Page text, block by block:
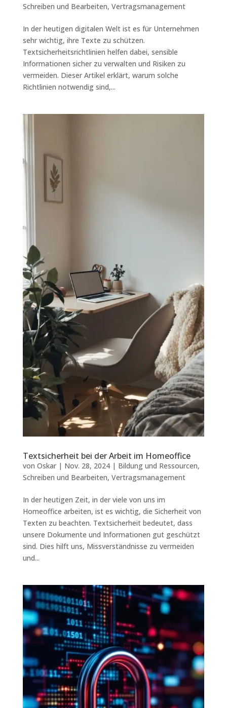
Schreiben und Bearbeiten, Vertragsmanagement
In der heutigen digitalen Welt ist es für Unternehmen
sehr wichtig, ihre Texte zu schützen.
Textsicherheitsrichtlinien helfen dabei, sensible
Informationen sicher zu verwalten und Risiken zu
vermeiden. Dieser Artikel erklärt, warum solche
Richtlinien notwendig sind,...
Textsicherheit bei der Arbeit im Homeoffice
von Oskar| Nov. 28, 2024| Bildung und Ressourcen,
Schreiben und Bearbeiten, Vertragsmanagement
In der heutigen Zeit, in der viele von uns im
Homeoffice arbeiten, ist es wichtig, die Sicherheit von
Texten zu beachten. Textsicherheit bedeutet, dass
unsere Dokumente und Informationen gut geschützt
sind. Dies hilft uns, Missverständnisse zu vermeiden
und...